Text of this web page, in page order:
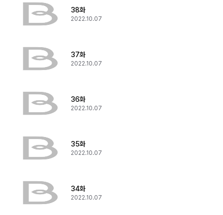
38화
2022.10.07
37화
2022.10.07
36화
2022.10.07
35화
2022.10.07
34화
2022.10.07